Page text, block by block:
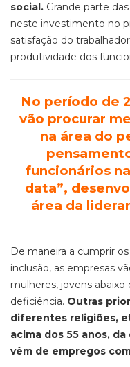
social. Grande parte
neste investimento no
satisfação do
produtividade dos
No período de
vão procurar
na área do
funcionários
data”,
área da
De maneira a cumprir
inclusão, as empresas
mulheres, jovens abaixo
deficiência. Outras
diferentes religiões,
acima dos 55 anos,
vêm de empregos